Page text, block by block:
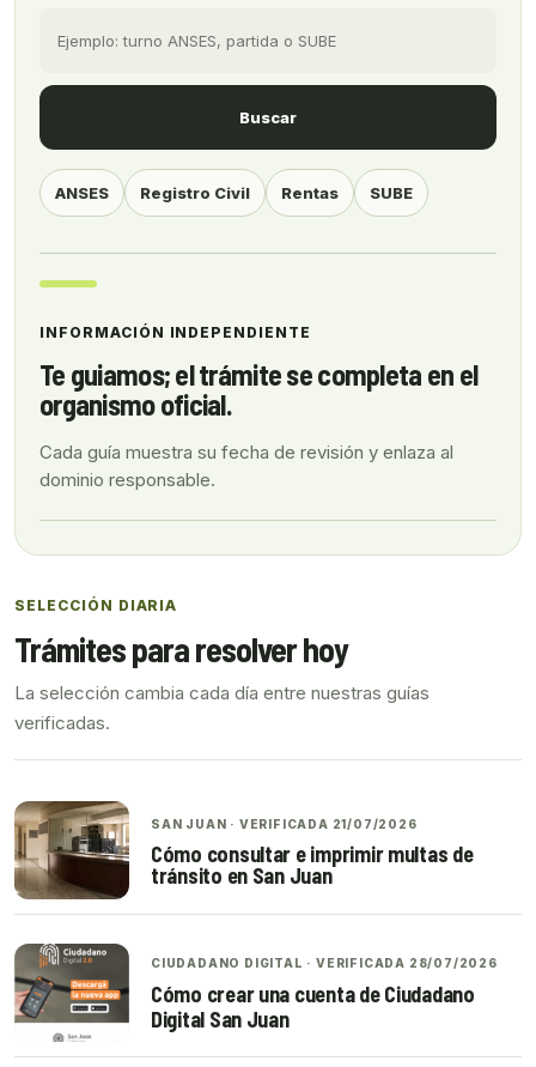
Buscar
ANSES Registro Civil Rentas SUBE
INFORMACIÓN INDEPENDIENTE
Te guiamos; el trámite se completa en el
organismo oficial.
Cada guía muestra su fecha de revisión y enlaza al
dominio responsable.
SELECCIÓN DIARIA
Trámites para resolver hoy
La selección cambia cada día entre nuestras guías
verificadas.
SAN JUAN · VERIFICADA 21/07/2026
Cómo consultar e imprimir multas de
tránsito en San Juan
CIUDADANO DIGITAL · VERIFICADA 28/07/2026
Cómo crear una cuenta de Ciudadano
Digital San Juan